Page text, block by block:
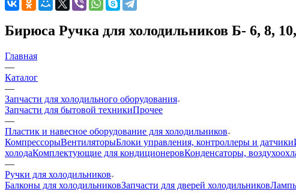
Бирюса Ручка для холодильников Б- 6, 8, 10,
Главная
—
Каталог
—
Запчасти для холодильного оборудования
Запчасти для бытовой техникиПрочее
—
Пластик и навесное оборудование для холодильников
КомпрессорыВентиляторыБлоки управления, контроллеры и датчики
холодаКомплектующие для кондиционеровКонденсаторы,
—
Ручки для холодильников
Балконы для холодильниковЗапчасти для дверей холодильников